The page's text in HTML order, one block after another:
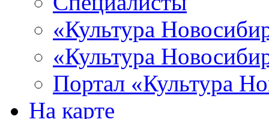
«Культура
«Культура
Портал «Культура
На карте